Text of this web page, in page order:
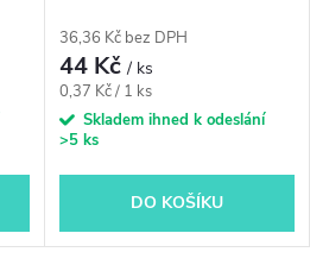
36,36 Kč bez DPH
44 Kč/ ks
Měrná
cena:
0,37 Kč / 1 ks
Skladem ihned k odeslání
>5 ks
DO KOŠÍKU